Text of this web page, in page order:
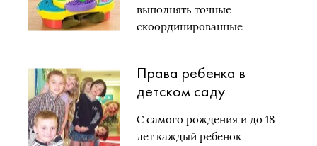
выполнять точные
скоординированные
Права ребенка в
детском саду
С самого рождения и до 18
лет каждый ребенок